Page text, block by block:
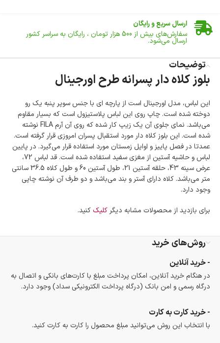
ارسال سریع و رایگان
سفارش‌های بیش از 500 هزار تومان ، رایگان به سراسر کشور
ارسال می‌شود.
تا 14 روز پس از تحویل کالا می‌توانید آن را برگشت دهید.
امکان پرداخت در محل
وجود دارد.
امکان پرداخت اقساطی
خرید اقساطی با شرایط آسان و بدون ضامن امکان‌پذیر
است.
ضمانت اصالت کالا
گارانتی معتبر برای تمامی محصولات ارائه می‌شود.
توضیحات
بلوز کلاه دار پسرانه طرح اورجینال
این لباس، مدل اورجینال است از پارچه ای با جنس سوپر پنبه یک رو
دوخته شده است. چاپ روی این لباس پلاستیزول است که بسیار مقاوم
می‌باشد. نمای جلوی آن یک زیپ کار شده که روی آن آرم FILA نوشته
شده است. این بلوز کلاه دار مورد استقبال پسران امروزی قرار گرفته است.
عمدتا در فصل پاییز و اوایل زمستان مورد استفاده قرار می‌گیرد. در پایین
لباس و حاشیه آستین از مغزی سفید استفاده شده است. قد لباس 72،
عرض سینه 43، حلقه آستین 21، طول آستین 60 و طول کلاه 36.5 سانتی
متر می‌باشد. کلاه دارای آستر و بند می‌باشد و دو طرف آن نوشته چاپی
وجود دارد.
برای بازدید از محصولات مشابه دیگر کلیک کنید.
روش‌های خرید
- خرید آنلاین
در هنگام خرید آنلاین، امکان پرداخت مبلغ با کارت‌های بانکی و اتصال به
درگاه رسمی و امن بانک (درگاه پرداخت الکترونیکی سداد) وجود دارد.
- خرید کارت به کارت
با انتخاب این روش می‌توانید مبلغ محصول را کارت به کارت کنید.